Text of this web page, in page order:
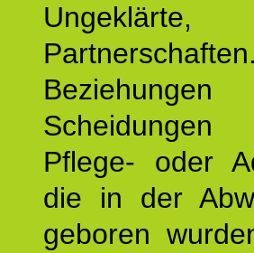
Pflege- oder
die in der
geboren